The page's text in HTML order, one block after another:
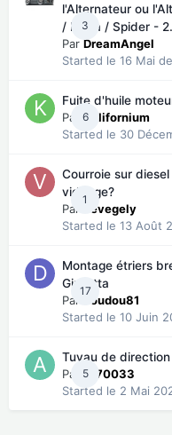
3
l'Alternateur ou
/ Brera / Spider -
Par DreamAngel
Started le 16 Mai
6
Fuite d'huile
ParKalifornium
Started le 30
1
Courroie sur
vidange?
Par
vevegely
Started le 13 Août
17
Montage étriers
Giulietta
Par
doudou81
Started le 10 Juin
5
Tuyau de
Par Al70033
Started le 2 Mai